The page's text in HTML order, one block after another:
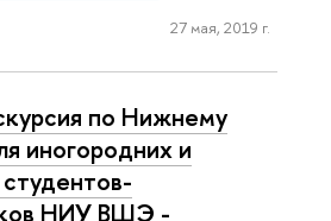
27 мая, 2019 г.
по Нижнему
иногородних и
НИУ ВШЭ -